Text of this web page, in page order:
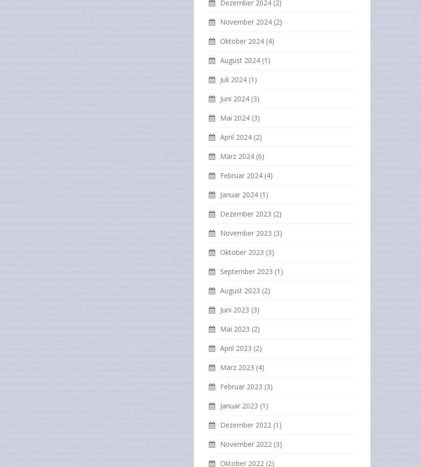
Dezember 2024 (2)
November 2024 (2)
Oktober 2024 (4)
August 2024 (1)
Juli 2024 (1)
Juni 2024 (3)
Mai 2024 (3)
April 2024 (2)
März 2024 (6)
Februar 2024 (4)
Januar 2024 (1)
Dezember 2023 (2)
November 2023 (3)
Oktober 2023 (3)
September 2023 (1)
August 2023 (2)
Juni 2023 (3)
Mai 2023 (2)
April 2023 (2)
März 2023 (4)
Februar 2023 (3)
Januar 2023 (1)
Dezember 2022 (1)
November 2022 (3)
Oktober 2022 (2)